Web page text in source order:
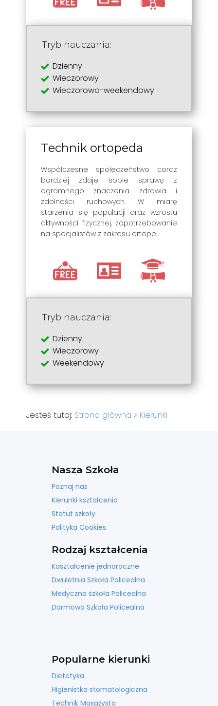
Tryb nauczania:
Dzienny
Wieczorowy
Wieczorowo-weekendowy
Technik ortopeda
Współczesne społeczeństwo coraz
bardziej zdaje sobie sprawę z
ogromnego znaczenia zdrowia i
zdolności ruchowych. W miarę
starzenia się populacji oraz wzrostu
aktywności fizycznej, zapotrzebowanie
na specjalistów z zakresu ortope...
Tryb nauczania:
Dzienny
Wieczorowy
Weekendowy
Jesteś tutaj: Strona główna > Kierunki
Nasza Szkoła
Poznaj nas
Kierunki kształcenia
Statut szkoły
Polityka Cookies
Rodzaj kształcenia
Kaształcenie jednoroczne
Dwuletnia Szkoła Policealna
Medyczna szkoła Policealna
Darmowa Szkoła Policealna
Popularne kierunki
Dietetyka
Higienistka stomatologiczna
Technik Masażysta